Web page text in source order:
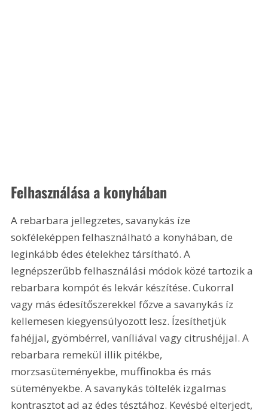
Felhasználása a konyhában
A rebarbara jellegzetes, savanykás íze
sokféleképpen felhasználható a konyhában, de
leginkább édes ételekhez társítható. A
legnépszerűbb felhasználási módok közé tartozik a
rebarbara kompót és lekvár készítése. Cukorral
vagy más édesítőszerekkel főzve a savanykás íz
kellemesen kiegyensúlyozott lesz. Ízesíthetjük
fahéjjal, gyömbérrel, vaníliával vagy citrushéjjal. A
rebarbara remekül illik pitékbe,
morzsasüteményekbe, muffinokba és más
süteményekbe. A savanykás töltelék izgalmas
kontrasztot ad az édes tésztához. Kevésbé elterjedt,